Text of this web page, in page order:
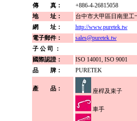
傳 真：
+886-4-26815058
地 址：
台中市大甲區日南里工
網 址：
http://www.puretek.tw
電子郵件：
sales@puretek.tw
子 公 司 ：
國際認證：
ISO 14001, ISO 9001
品 牌：
PURETEK
產 品： 座桿及束子
車手